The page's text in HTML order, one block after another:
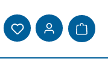
Du hast 0